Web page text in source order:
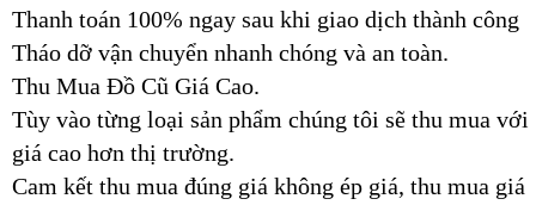
Thanh toán 100% ngay sau khi giao dịch thành công
Tháo dỡ vận chuyển nhanh chóng và an toàn.
Thu Mua Đồ Cũ Giá Cao.
Tùy vào từng loại sản phẩm chúng tôi sẽ thu mua với
giá cao hơn thị trường.
Cam kết thu mua đúng giá không ép giá, thu mua giá